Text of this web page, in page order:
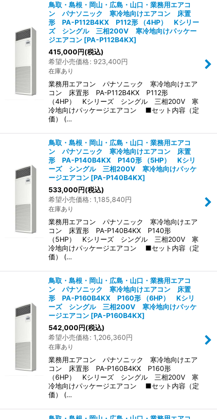
鳥取・島根・岡山・広島・山口・業務用エアコ
ン パナソニック 寒冷地向けエアコン 床置
形 PA-P112B4KX P112形 （4HP） Kシリー
ズ シングル 三相200V 寒冷地向けパッケー
ジエアコン [PA-P112B4KX]
415,000円(税込)
希望小売価格: 923,400円
在庫あり
業務用エアコン パナソニック 寒冷地向けエア
コン 床置形 PA-P112B4KX P112形
（4HP） Kシリーズ シングル 三相200V 寒
冷地向けパッケージエアコン ■セット内容（定
価） (…
鳥取・島根・岡山・広島・山口・業務用エアコ
ン パナソニック 寒冷地向けエアコン 床置
形 PA-P140B4KX P140形 （5HP） Kシリ
ーズ シングル 三相200V 寒冷地向けパッケ
ージエアコン [PA-P140B4KX]
533,000円(税込)
希望小売価格: 1,185,840円
在庫あり
業務用エアコン パナソニック 寒冷地向けエア
コン 床置形 PA-P140B4KX P140形
（5HP） Kシリーズ シングル 三相200V 寒
冷地向けパッケージエアコン ■セット内容（定
価） (…
鳥取・島根・岡山・広島・山口・業務用エアコ
ン パナソニック 寒冷地向けエアコン 床置
形 PA-P160B4KX P160形 （6HP） Kシリ
ーズ シングル 三相200V 寒冷地向けパッケ
ージエアコン [PA-P160B4KX]
542,000円(税込)
希望小売価格: 1,206,360円
在庫あり
業務用エアコン パナソニック 寒冷地向けエア
コン 床置形 PA-P160B4KX P160形
（6HP） Kシリーズ シングル 三相200V 寒
冷地向けパッケージエアコン ■セット内容（定
価） (…